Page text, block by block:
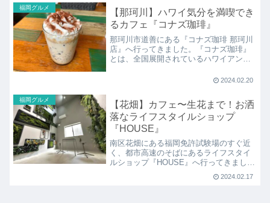
します。
福岡グルメ
【那珂川】ハワイ気分を満喫でき
るカフェ『コナズ珈琲』
那珂川市道善にある『コナズ珈琲 那珂川
店』へ行ってきました。『コナズ珈琲』
とは、全国展開されているハワイアンカ
川店」「久留米店」「八幡店」の3店舗に
2024.02.20
福岡グルメ
【花畑】カフェ〜生花まで！お洒
落なライフスタイルショップ
『HOUSE』
南区花畑にある福岡免許試験場のすぐ近
く、都市高速のそばにあるライフスタイ
ルショップ『HOUSE』へ行ってきまし
た。2023年12月にオープンしたばかり
で、中村緑地建設という造園業の会社が
2024.02.17